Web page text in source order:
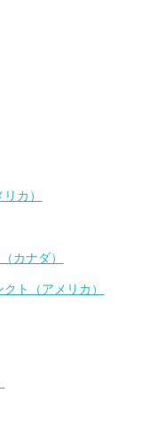
カ）
カナダ）
ト（アメリカ）